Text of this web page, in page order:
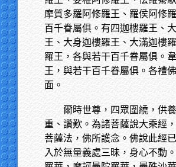
摩質多羅阿修羅王、羅侯阿修
百千眷屬俱。有四迦樓羅王、
王、大身迦樓羅王、大滿迦樓
羅王，各與若干百千眷屬俱。
王，與若干百千眷屬俱。各禮
面。
爾時世尊，四眾圍繞，供
重、讚歎。為諸菩薩說大乘經
菩薩法，佛所護念。佛說此經
入於無量義處三昧，身心不動